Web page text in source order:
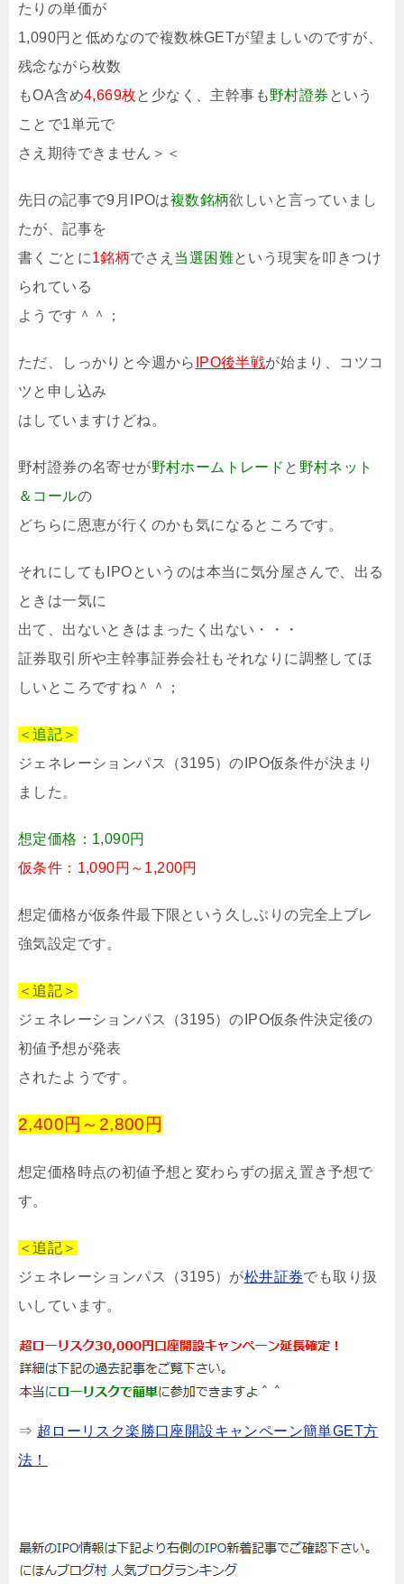
たりの単価が
1,090円と低めなので複数株GETが望ましいのですが、
残念ながら枚数
もOA含め4,669枚と少なく、主幹事も野村證券 という
ことで1単元で
さえ期待できません＞＜
先日の記事で9月IPOは複数銘柄欲しいと言っていまし
たが、記事を
書くごとに1銘柄でさえ 当選困難という現実を叩きつけ
られている
ようです＾＾；
ただ、しっかりと今週から IPO後半戦が始まり、コツコ
ツと申し込み
はしていますけどね。
野村證券の名寄せが野村ホームトレード と 野村ネット
＆コールの
どちらに恩恵が行くのかも気になるところです。
それにしてもIPOというのは本当に気分屋さんで、出る
ときは一気に
出て、出ないときはまったく出ない・・・
証券取引所や主幹事証券会社もそれなりに調整してほ
しいところですね＾＾；
＜追記＞
ジェネレーションパス（3195）のIPO仮条件が決まり
ました。
想定価格：1,090円
仮条件：1,090円～1,200円
想定価格が仮条件最下限という久しぶりの完全上ブレ
強気設定です。
＜追記＞
ジェネレーションパス（3195）のIPO仮条件決定後の
初値予想が発表
されたようです。
2,400円～2,800円
想定価格時点の初値予想と変わらずの据え置き予想で
す。
＜追記＞
ジェネレーションパス（3195）が松井証券でも取り扱
いしています。
⇒ 超ローリスク楽勝口座開設キャンペーン簡単GET方
法！